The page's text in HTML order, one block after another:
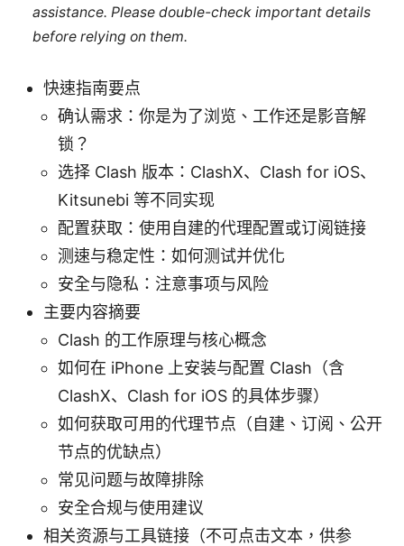
assistance. Please double-check important details
before relying on them.
快速指南要点
确认需求：你是为了浏览、工作还是影音解
锁？
选择 Clash 版本：ClashX、Clash for iOS、
Kitsunebi 等不同实现
配置获取：使用自建的代理配置或订阅链接
测速与稳定性：如何测试并优化
安全与隐私：注意事项与风险
主要内容摘要
Clash 的工作原理与核心概念
如何在 iPhone 上安装与配置 Clash（含
ClashX、Clash for iOS 的具体步骤）
如何获取可用的代理节点（自建、订阅、公开
节点的优缺点）
常见问题与故障排除
安全合规与使用建议
相关资源与工具链接（不可点击文本，供参